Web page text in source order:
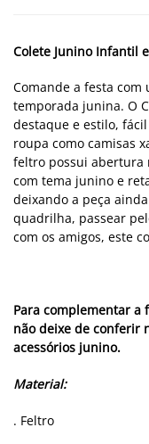
Colete Junino Infantil
Comande a festa
temporada junina. O
destaque e estilo,
roupa como camisas
feltro possui abertura
com tema junino e
deixando a peça
quadrilha, passear
com os amigos, este
Para complementar a
não deixe de conferir
acessórios junino.
Material:
. Feltro